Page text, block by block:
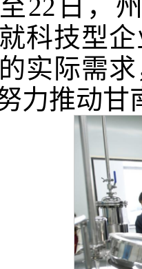
22日，
科技型
实际需
力推动甘